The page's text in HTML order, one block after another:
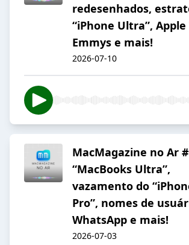
redesenhados,
“iPhone Ultra”, Apple
Emmys e mais!
2026-07-10
MacMagazine no Ar
“MacBooks Ultra”,
vazamento do
Pro”, nomes de
WhatsApp e mais!
2026-07-03